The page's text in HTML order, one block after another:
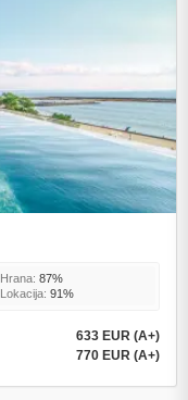
Hrana: 87%
Lokacija: 91%
633 EUR (A+)
770 EUR (A+)